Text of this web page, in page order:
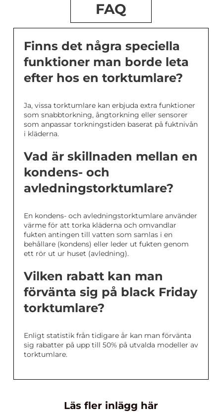
FAQ
Finns det några speciella
funktioner man borde leta
efter hos en torktumlare?
Ja, vissa torktumlare kan erbjuda extra funktioner
som snabbtorkning, ångtorkning eller sensorer
som anpassar torkningstiden baserat på fuktnivån
i kläderna.
Vad är skillnaden mellan en
kondens- och
avledningstorktumlare?
En kondens- och avledningstorktumlare använder
värme för att torka kläderna och omvandlar
fukten antingen till vatten som samlas i en
behållare (kondens) eller leder ut fukten genom
ett rör ut ur huset (avledning).
Vilken rabatt kan man
förvänta sig på black Friday
torktumlare?
Enligt statistik från tidigare år kan man förvänta
sig rabatter på upp till 50% på utvalda modeller av
torktumlare.
Läs fler inlägg här